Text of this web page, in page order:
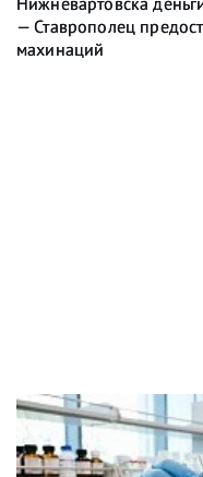
— Ставрополец
махинаций